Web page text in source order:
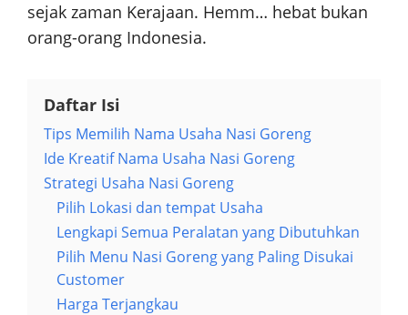
sejak zaman Kerajaan. Hemm… hebat bukan
orang-orang Indonesia.
Daftar Isi
Tips Memilih Nama Usaha Nasi Goreng
Ide Kreatif Nama Usaha Nasi Goreng
Strategi Usaha Nasi Goreng
Pilih Lokasi dan tempat Usaha
Lengkapi Semua Peralatan yang Dibutuhkan
Pilih Menu Nasi Goreng yang Paling Disukai
Customer
Harga Terjangkau